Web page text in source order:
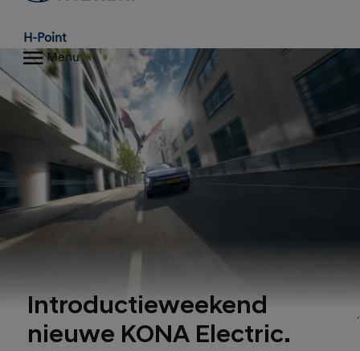
H-Point
Menu
Introductieweekend
nieuwe KONA Electric.